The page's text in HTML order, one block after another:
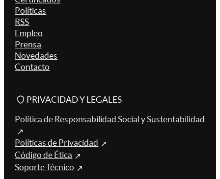
Políticas
RSS
Empleo
Prensa
Novedades
Contacto
PRIVACIDAD Y LEGALES
Política de Responsabilidad Social y Sustentabilidad
Políticas de Privacidad
Código de Ética
Soporte Técnico